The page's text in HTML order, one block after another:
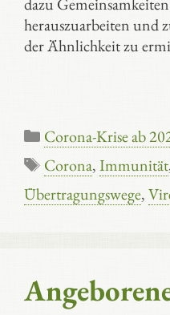
herauszuarbeiten und
der Ähnlichkeit zu
Kategorien
Corona-Krise ab
Schlagwörter
Corona,Immunität
Übertragungswege,